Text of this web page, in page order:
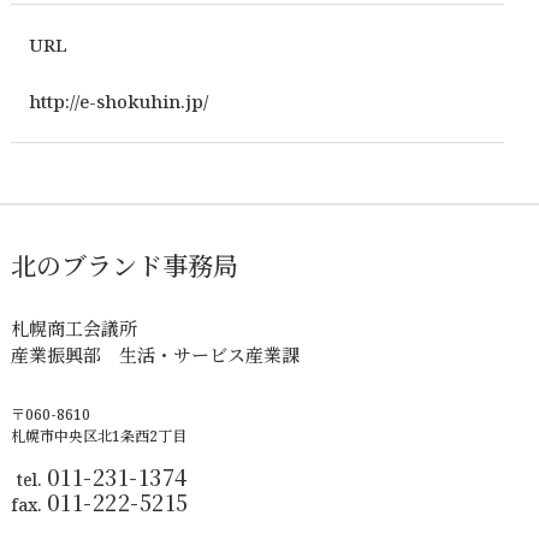
URL
http://e-shokuhin.jp/
北のブランド事務局
札幌商工会議所
産業振興部 生活・サービス産業課
〒060-8610
札幌市中央区北1条西2丁目
tel. 011-231-1374
fax. 011-222-5215